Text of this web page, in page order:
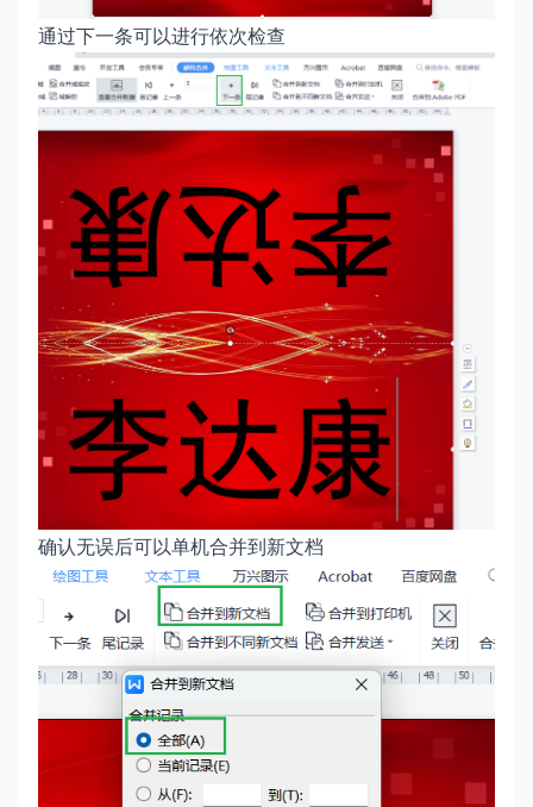
通过下一条可以进行依次检查
确认无误后可以单机合并到新文档